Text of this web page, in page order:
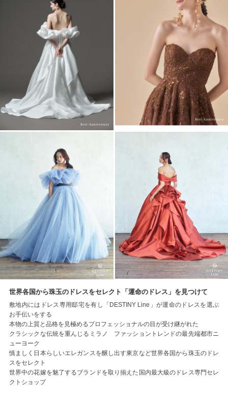
世界各国から珠玉のドレスをセレクト「運命のドレス」を見つけて
敷地内にはドレス専用邸宅を有し「DESTINY Line」が運命のドレスを選ぶ
お手伝いをする
本物の上質と品格を見極めるプロフェッショナルの目が受け継がれた
クラシックな伝統を重んじるミラノ ファッショントレンドの最先端都市ニ
ューヨーク
慎ましく日本らしいエレガンスを醸し出す東京など世界各国から珠玉のドレ
スをセレクト
世界中の花嫁を魅了するブランドを取り揃えた国内最大級のドレス専門セレ
クトショップ